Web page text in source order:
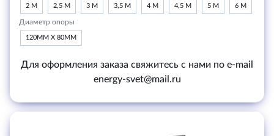
2 М 2,5 М 3 М 3,5 М 4 М 4,5 М 5 М 6 М
Диаметр опоры
120ММ Х 80ММ
Для оформления заказа свяжитесь с нами по e-mail
energy-svet@mail.ru